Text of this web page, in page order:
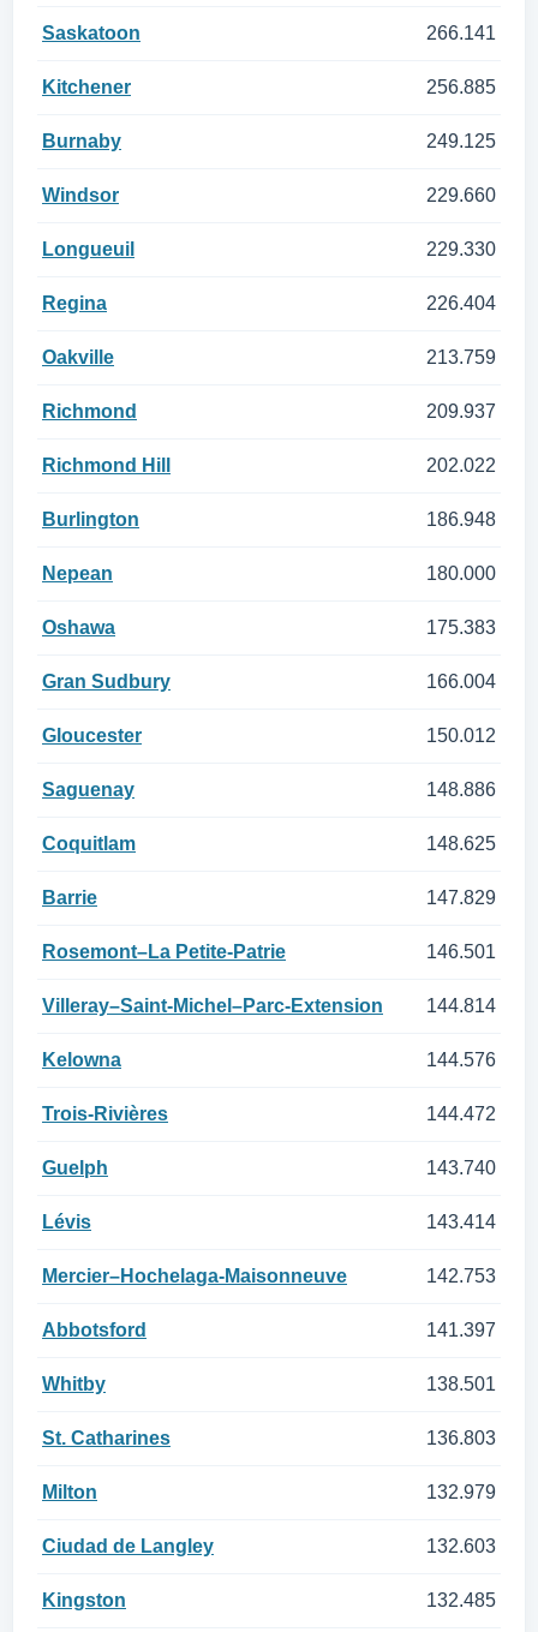
Saskatoon 266.141
Kitchener 256.885
Burnaby 249.125
Windsor 229.660
Longueuil 229.330
Regina 226.404
Oakville 213.759
Richmond 209.937
Richmond Hill 202.022
Burlington 186.948
Nepean 180.000
Oshawa 175.383
Gran Sudbury 166.004
Gloucester 150.012
Saguenay 148.886
Coquitlam 148.625
Barrie 147.829
Rosemont–La Petite-Patrie 146.501
Villeray–Saint-Michel–Parc-Extension 144.814
Kelowna 144.576
Trois-Rivières 144.472
Guelph 143.740
Lévis 143.414
Mercier–Hochelaga-Maisonneuve 142.753
Abbotsford 141.397
Whitby 138.501
St. Catharines 136.803
Milton 132.979
Ciudad de Langley 132.603
Kingston 132.485